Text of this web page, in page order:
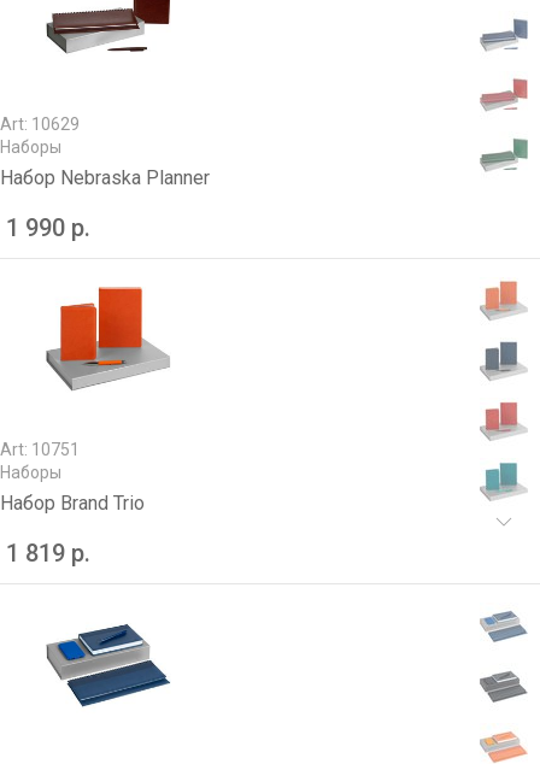
Art: 10629
Наборы
Набор Nebraska Planner
1 990 р.
Art: 10751
Наборы
Набор Brand Trio
1 819 р.